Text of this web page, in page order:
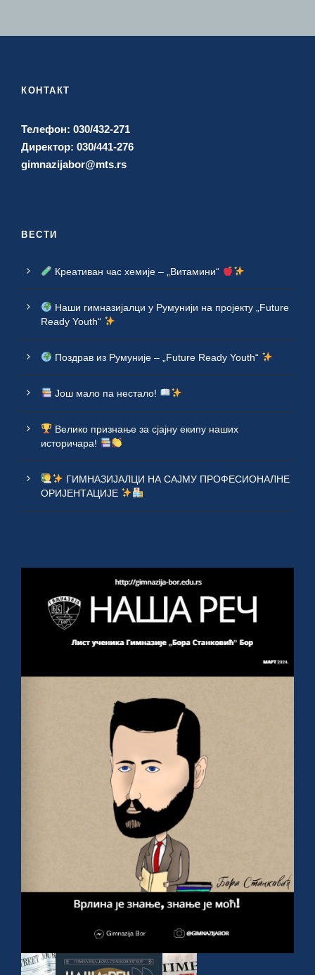
КОНТАКТ
Телефон: 030/432-271
Директор: 030/441-276
gimnazijabor@mts.rs
ВЕСТИ
Креативан час хемије – „Витамини“
Наши гимназијалци у Румунији на пројекту „Future
Ready Youth“
Поздрав из Румуније – „Future Ready Youth“
Још мало па нестало!
Велико признање за сјајну екипу наших
историчара!
ГИМНАЗИЈАЛЦИ НА САЈМУ ПРОФЕСИОНАЛНЕ
ОРИЈЕНТАЦИЈЕ